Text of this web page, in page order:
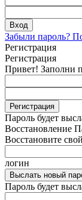
Забыли пароль?
Регистрация
Регистрация
Привет! Заполни
Пароль будет
Восстановление
Восстановите
логин
Пароль будет